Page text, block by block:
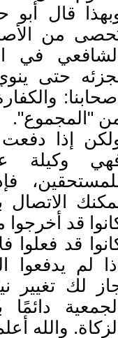
قال
من
في
حتى
"المجموع".
إذا دفعت
وكيلة
الاتصال
قد أخرجوا
قد فعلوا
لم يدفعوا
لك تغيير
والله